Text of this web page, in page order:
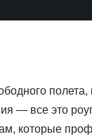
полета,
— все это
которые